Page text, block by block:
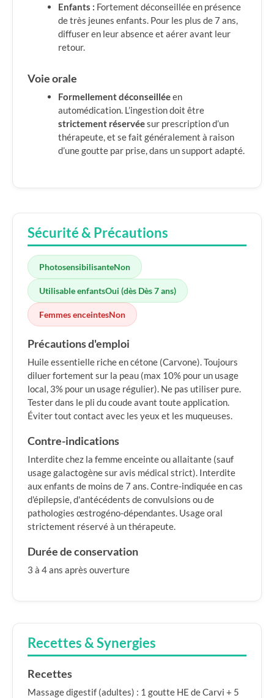
Enfants : Fortement déconseillée en présence
de très jeunes enfants. Pour les plus de 7 ans,
diffuser en leur absence et aérer avant leur
retour.
Voie orale
Formellement déconseilléeen
automédication. L’ingestion doit être
strictement réservéesur prescription d’un
thérapeute, et se fait généralement à raison
d’une goutte par prise, dans un support adapté.
Sécurité & Précautions
PhotosensibilisanteNon
Utilisable enfantsOui (dès Dès 7 ans)
Femmes enceintesNon
Précautions d'emploi
Huile essentielle riche en cétone (Carvone). Toujours
diluer fortement sur la peau (max 10% pour un usage
local, 3% pour un usage régulier). Ne pas utiliser pure.
Tester dans le pli du coude avant toute application.
Éviter tout contact avec les yeux et les muqueuses.
Contre-indications
Interdite chez la femme enceinte ou allaitante (sauf
usage galactogène sur avis médical strict). Interdite
aux enfants de moins de 7 ans. Contre-indiquée en cas
d'épilepsie, d'antécédents de convulsions ou de
pathologies œstrogéno-dépendantes. Usage oral
strictement réservé à un thérapeute.
Durée de conservation
3 à 4 ans après ouverture
Recettes & Synergies
Recettes
Massage digestif (adultes) : 1 goutte HE de Carvi + 5